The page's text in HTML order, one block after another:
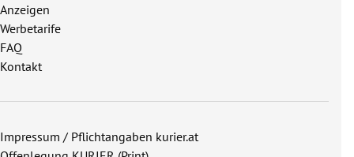
Anzeigen
Werbetarife
FAQ
Kontakt
Impressum / Pflichtangaben kurier.at